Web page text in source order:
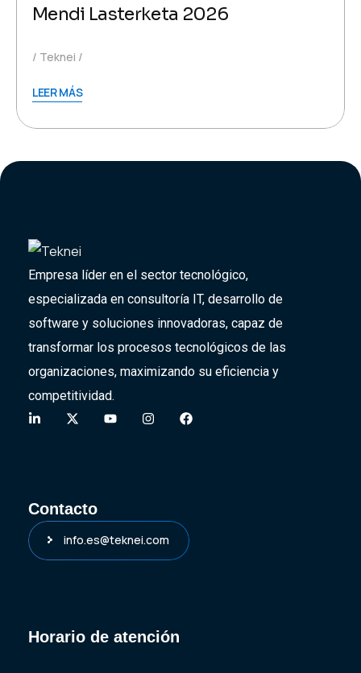
Mendi Lasterketa 2026
Teknei
LEER MÁS
Empresa líder en el sector tecnológico,
especializada en consultoría IT, desarrollo de
software y soluciones innovadoras, capaz de
transformar los procesos tecnológicos de las
organizaciones, maximizando su eficiencia y
competitividad.
Contacto
info.es@teknei.com
Horario de atención